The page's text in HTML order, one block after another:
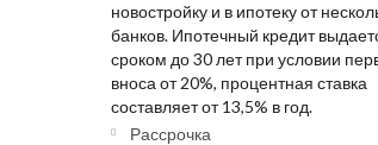
новостройку и в ипотеку от
банков. Ипотечный кредит
сроком до 30 лет при условии
вноса от 20%, процентная ставка
составляет от 13,5% в год.
Рассрочка